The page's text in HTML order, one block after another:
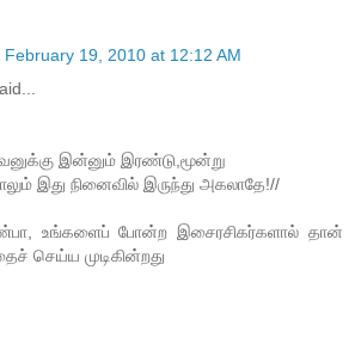
February 19, 2010 at 12:12 AM
இன்னும் இரண்டு,மூன்று
இது நினைவில் இருந்து அகலாதே!//
உங்களைப் போன்ற இசைரசிகர்களால் தான்
செய்ய முடிகின்றது